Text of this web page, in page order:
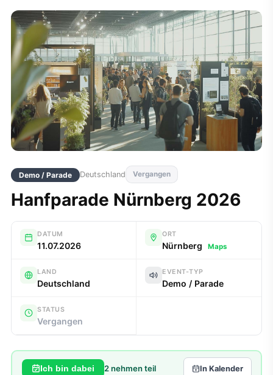
Demo / Parade Deutschland Vergangen
Hanfparade Nürnberg 2026
DATUM
11.07.2026
ORT
Nürnberg Maps
LAND
Deutschland
EVENT-TYP
Demo / Parade
STATUS
Vergangen
Ich bin dabei 2nehmen teil In Kalender